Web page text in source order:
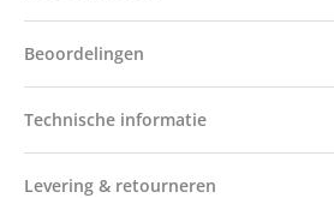
Beoordelingen
Technische informatie
Levering & retourneren